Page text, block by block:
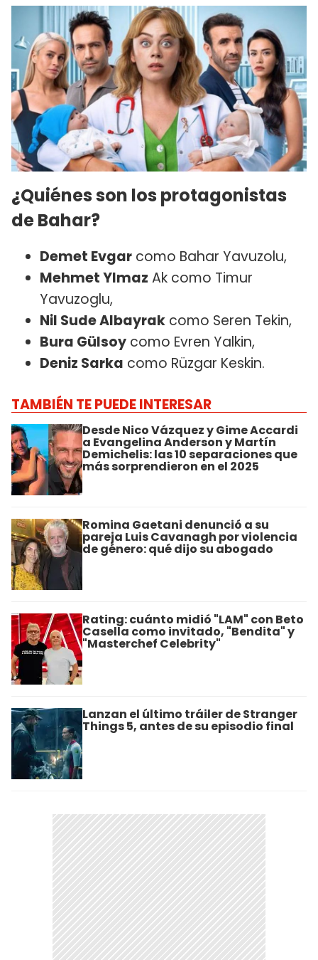
¿Quiénes son los protagonistas
de Bahar?
Demet Evgar como Bahar Yavuzolu,
Mehmet Ylmaz Ak como Timur
Yavuzoglu,
Nil Sude Albayrak como Seren Tekin,
Bura Gülsoy como Evren Yalkin,
Deniz Sarka como Rüzgar Keskin.
TAMBIÉN TE PUEDE INTERESAR
Desde Nico Vázquez y Gime Accardi
a Evangelina Anderson y Martín
Demichelis: las 10 separaciones que
más sorprendieron en el 2025
Romina Gaetani denunció a su
pareja Luis Cavanagh por violencia
de género: qué dijo su abogado
Rating: cuánto midió "LAM" con Beto
Casella como invitado, "Bendita" y
"Masterchef Celebrity"
Lanzan el último tráiler de Stranger
Things 5, antes de su episodio final